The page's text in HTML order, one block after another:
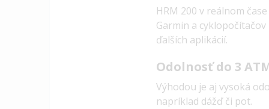
HRM 200 v reálnom
Garmin a
ďalších aplikácií.
Odolnosť do 3
Výhodou je aj vysoká
napríklad dážď či pot.